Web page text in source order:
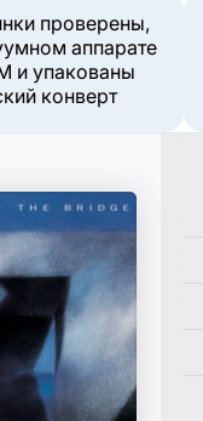
проверены,
аппарате
и упакованы
конверт